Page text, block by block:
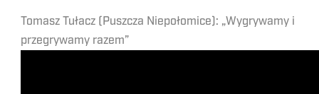
Tomasz Tułacz (Puszcza Niepołomice): „Wygrywamy i
przegrywamy razem”